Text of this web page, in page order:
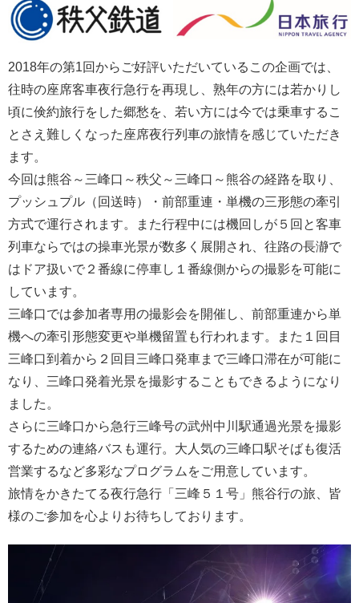
2018年の第1回からご好評いただいているこの企画では、
往時の座席客車夜行急行を再現し、熟年の方には若かりし
頃に倹約旅行をした郷愁を、若い方には今では乗車するこ
とさえ難しくなった座席夜行列車の旅情を感じていただき
ます。
今回は熊谷～三峰口～秩父～三峰口～熊谷の経路を取り、
プッシュプル（回送時）・前部重連・単機の三形態の牽引
方式で運行されます。また行程中には機回しが５回と客車
列車ならではの操車光景が数多く展開され、往路の長瀞で
はドア扱いで２番線に停車し１番線側からの撮影を可能に
しています。
三峰口では参加者専用の撮影会を開催し、前部重連から単
機への牽引形態変更や単機留置も行われます。また１回目
三峰口到着から２回目三峰口発車まで三峰口滞在が可能に
なり、三峰口発着光景を撮影することもできるようになり
ました。
さらに三峰口から急行三峰号の武州中川駅通過光景を撮影
するための連絡バスも運行。大人気の三峰口駅そばも復活
営業するなど多彩なプログラムをご用意しています。
旅情をかきたてる夜行急行「三峰５１号」熊谷行の旅、皆
様のご参加を心よりお待ちしております。